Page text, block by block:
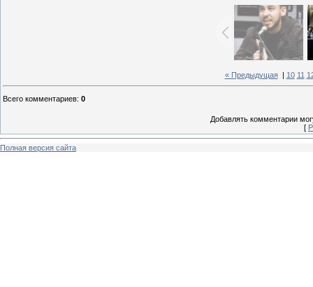
« Предыдущая| 10 11
Всего комментариев: 0
Добавлять комментарии
[
Полная версия сайта